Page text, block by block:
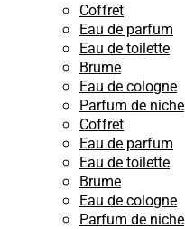
Coffret
Eau de parfum
Eau de toilette
Brume
Eau de cologne
Parfum de niche
Coffret
Eau de parfum
Eau de toilette
Brume
Eau de cologne
Parfum de niche